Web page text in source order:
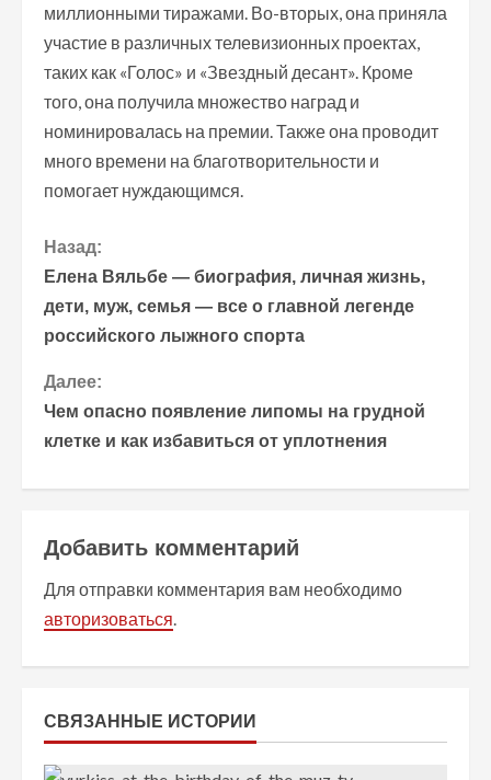
миллионными тиражами. Во-вторых, она приняла
участие в различных телевизионных проектах,
таких как «Голос» и «Звездный десант». Кроме
того, она получила множество наград и
номинировалась на премии. Также она проводит
много времени на благотворительности и
помогает нуждающимся.
П
р
о
д
о
л
и
т
ь
ч
т
Назад:
Елена Вяльбе — биография, личная жизнь,
дети, муж, семья — все о главной легенде
российского лыжного спорта
Далее:
Чем опасно появление липомы на грудной
клетке и как избавиться от уплотнения
Добавить комментарий
Для отправки комментария вам необходимо
авторизоваться.
СВЯЗАННЫЕ ИСТОРИИ